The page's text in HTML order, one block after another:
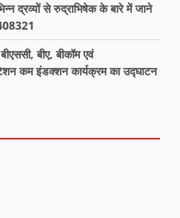
द्रव्यों से रुद्राभिषेक के बारे में जाने
बीए, बीकॉम एवं
कम इंडक्शन कार्यक्रम का उद्घाटन